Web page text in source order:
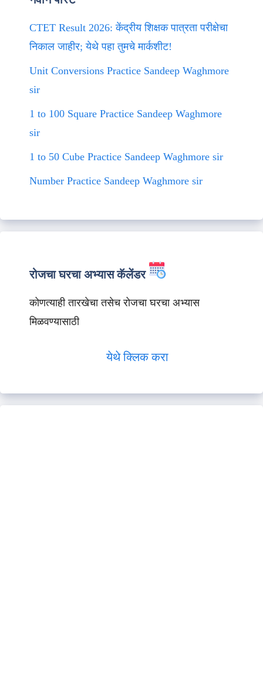
CTET Result 2026: केंद्रीय शिक्षक पात्रता परीक्षेचा
निकाल जाहीर; येथे पहा तुमचे मार्कशीट!
Unit Conversions Practice Sandeep Waghmore
sir
1 to 100 Square Practice Sandeep Waghmore
sir
1 to 50 Cube Practice Sandeep Waghmore sir
Number Practice Sandeep Waghmore sir
रोजचा घरचा अभ्यास कॅलेंडर
कोणत्याही तारखेचा तसेच रोजचा घरचा अभ्यास
मिळवण्यासाठी
येथे क्लिक करा